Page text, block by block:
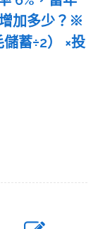
加多少？※
蓄÷2） ×投